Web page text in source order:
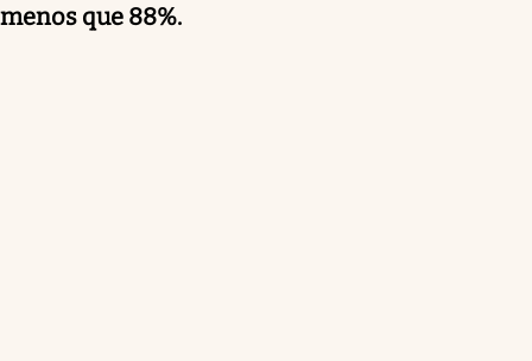
menos que 88%.